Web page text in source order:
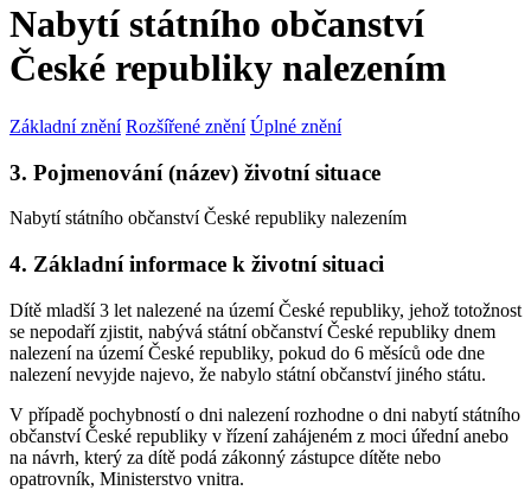
Nabytí státního občanství
České republiky nalezením
Základní znění Rozšířené znění Úplné znění
3. Pojmenování (název) životní situace
Nabytí státního občanství České republiky nalezením
4. Základní informace k životní situaci
Dítě mladší 3 let nalezené na území České republiky, jehož totožnost
se nepodaří zjistit, nabývá státní občanství České republiky dnem
nalezení na území České republiky, pokud do 6 měsíců ode dne
nalezení nevyjde najevo, že nabylo státní občanství jiného státu.
V případě pochybností o dni nalezení rozhodne o dni nabytí státního
občanství České republiky v řízení zahájeném z moci úřední anebo
na návrh, který za dítě podá zákonný zástupce dítěte nebo
opatrovník, Ministerstvo vnitra.